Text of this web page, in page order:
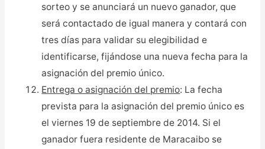
sorteo y se anunciará un nuevo ganador, que
será contactado de igual manera y contará con
tres días para validar su elegibilidad e
identificarse, fijándose una nueva fecha para la
asignación del premio único.
Entrega o asignación del premio: La fecha
prevista para la asignación del premio único es
el viernes 19 de septiembre de 2014. Si el
ganador fuera residente de Maracaibo se